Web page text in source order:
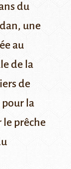
du
une
au
de la
de
pour la
prêche